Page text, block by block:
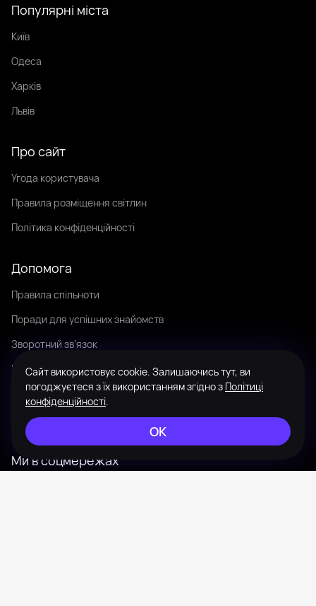
Популярні міста
Київ
Одеса
Харків
Львів
Про сайт
Угода користувача
Правила розміщення світлин
Політика конфіденційності
Допомога
Правила спільноти
Поради для успішних знайомств
Зворотний зв’язок
Мова
Зовнішній вигляд
Мапа сайту
Ми в соцмережах
Сайт використовує cookie. Залишаючись тут, ви
погоджуєтеся з їх використанням згідно з Політиці
конфіденційності.
ОК